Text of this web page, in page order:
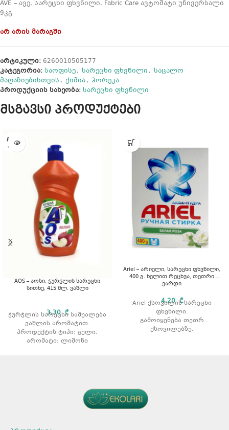
AVE – ავე, სარეცხი ფხვნილი, Fabric Care ავტომატი უნივერსალი
9კგ
არ არის მარაგში
არტიკული: 6260010505177
კატეგორია: საოფისე, სარეცხი ფხვნილი , საცალო
მაღაზიებისთვის , ქიმია, ჰორეკა
პროდუქციის სახეობა: სარეცხი ფხვნილი
მსგავსი პროდუქტები
ᲒᲐᲧᲘᲓ
ᲣᲚᲘᲐ
AOS – აოსი, ჭურჭლის სარეცხი
სითხე, 415 მლ. ვაშლი
3,30₾
ჭურჭლის სარეცხი საშუალება
ვაშლის არომატით.
პროდუქტის ტიპი: გელი.
არომატი: ლიმონი
Ariel – არიელი, სარეცხი ფხვნილი,
400 გ. ხელით რეცხვა, თეთრი
ვარდი
4,20₾
Ariel ქსოვილის სარეცხი
ფხვნილი.
გამოიყენება თეთრ
ქსოვილებზე.
მოცულობა: 400 გ.
გამოყენების წესი